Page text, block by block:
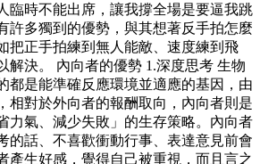
臨時不能出席，讓我撐全場是要逼我跳
許多獨到的優勢，與其想著反手拍怎麼
把正手拍練到無人能敵、速度練到飛
解決。 內向者的優勢 1.深度思考 生物
都是能準確反應環境並適應的基因，由
相對於外向者的報酬取向，內向者則是
力氣、減少失敗」的生存策略。內向者
的話、不喜歡衝動行事、表達意見前會
產生好感，覺得自己被重視，而且言之